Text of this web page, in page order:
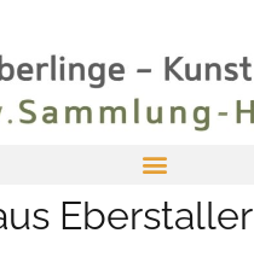
Eberstaller